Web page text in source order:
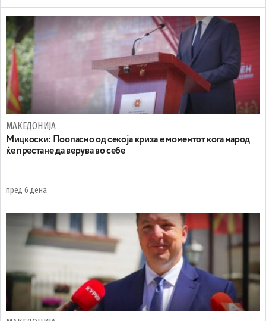
МАКЕДОНИЈА
Мицкоски: Поопасно од секоја криза е моментот кога народ
ќе престане да верува во себе
пред 6 дена